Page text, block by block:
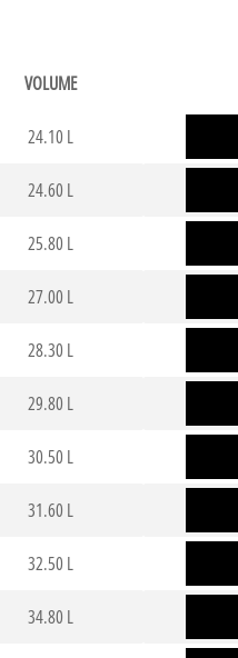
VOLUME
24.10 L
24.60 L
25.80 L
27.00 L
28.30 L
29.80 L
30.50 L
31.60 L
32.50 L
34.80 L